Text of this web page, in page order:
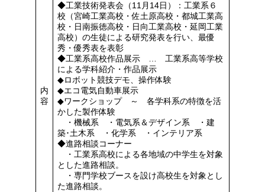
内
容
◆工業技術発表会（11月14日）：工業系６
校（宮崎工業高校・佐土原高校・都城工業高
校・日南振徳高校・日向工業高校・延岡工業
高校）の生徒による研究発表を行い、最優
秀・優秀表を表彰
◆工業系高校作品展示 … 工業系高等学校
による学科紹介・作品展示
◆ロボット競技デモ、操作体験
◆エコ電気自動車展示
◆ワークショップ ～ 各学科系の特徴を活
かした製作体験
・機械系 ・電気系＆デザイン系 ・建
築･土木系 ・化学系 ・インテリア系
◆進路相談コーナー
・工業系高校による各地域の中学生を対象
とした進路相談。
・専門学校ブースを設け高校生を対象とし
た進路相談。